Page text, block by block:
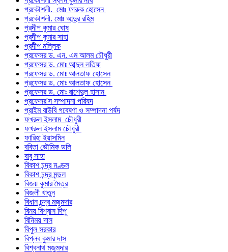
প্রকৌশলী. মোঃ ফারুক হোসেন
প্রকৌশলী. মোঃ আব্দুর রহিম
প্রদীপ কুমার ঘোষ
প্রদীপ কুমার সাহা
প্রদীপ মল্লিক
প্রফেসর ড. এন. এম আলম চৌধুরী
প্রফেসর ড. মোঃ আব্দুল লতিফ
প্রফেসর ড. মোঃ আলতাফ হোসেন
প্রফেসর ড. মোঃ আলতাফ হোসেন
প্রফেসর ড. মোঃ রাশেদুল হাসান
প্রফেসর'স সম্পাদনা পরিষদ
প্রাইম বাউবি গবেষণা ও সম্পাদনা পর্ষদ
ফখরুল ইসলাম চৌধুরী
ফখরুল ইসলাম চৌধুরী
ফারিহা ইয়াসমিন
ববিতা ভৌমিক ডলি
বাবু সাহা
বিকাশ চন্দ্র মণ্ডল
বিকাশ চন্দ্র মন্ডল
বিজয় কুমার মৈত্র
বিজলী খাতুন
বিধান চন্দ্র মজুমদার
বিনয় বিশ্বাস দিপু
বিনিময় দাস
বিপুল সরকার
বিপ্লব কুমার দাস
বিশ্বনাথ মজুমদার